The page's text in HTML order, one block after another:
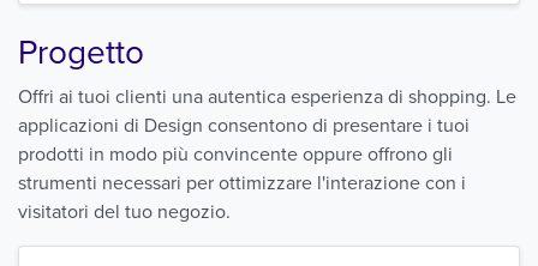
Progetto
Offri ai tuoi clienti una autentica esperienza di shopping. Le
applicazioni di Design consentono di presentare i tuoi
prodotti in modo più convincente oppure offrono gli
strumenti necessari per ottimizzare l'interazione con i
visitatori del tuo negozio.